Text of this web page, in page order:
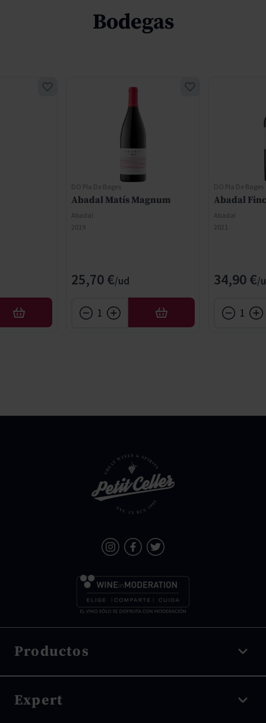
Bodegas
AÑADIR
DO Pla De Bages
Abadal Matís Magnum
Abadal
2019
25,70 €
AÑADIR
DO Pla De Bages
Abadal
Abadal
2021
34,90 €
Productos
Vino blanco
Expert